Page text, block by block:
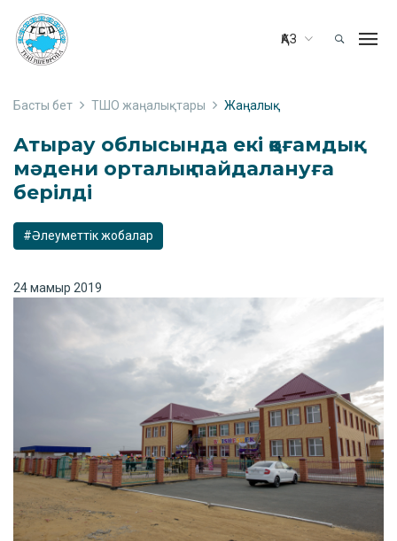
ҚАЗ
Басты бет ТШО жаңалықтары Жаңалық
Атырау облысында екі қоғамдық-
мәдени орталық пайдалануға
берілді
#Әлеуметтік жобалар
24 мамыр 2019